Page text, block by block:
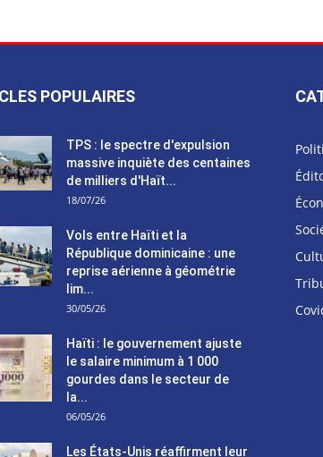
POPULAIRES
TPS : le spectre d'expulsion
massive inquiète des centaines
de milliers d'Haït...
18/07/26
Vols entre Haïti et la
République dominicaine : une
reprise aérienne à géométrie
lim...
30/05/26
Haïti : le gouvernement ajuste
le salaire minimum à 1 000
gourdes dans le secteur de
la...
06/05/26
Les États-Unis réaffirment leur